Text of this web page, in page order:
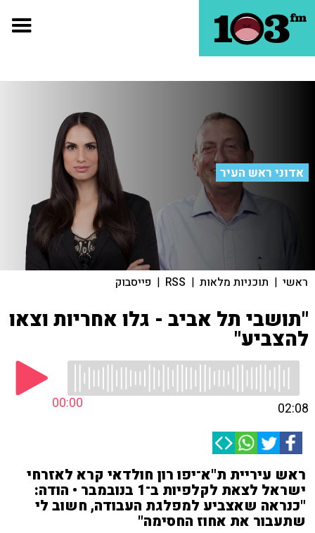
אדוני ראש העיר
ראשי | תוכניות מלאות |
RSS
| פייסבוק
"תושבי תל אביב - גלו אחריות וצאו
להצביע"
00:00 02:08
ראש עיריית ת"א־יפו רון חולדאי קרא לאזרחי
ישראל לצאת לקלפיות ב־1 בנובמבר • הודה:
"כנראה שאצביע למפלגת העבודה, חשוב לי
שתעבור את אחוז החסימה"